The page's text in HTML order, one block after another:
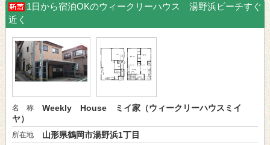
1日から宿泊OKのウィークリーハウス 湯野浜ビーチすぐ
近く
名 称
Weekly House ミイ家（ウィークリーハウスミイ
ヤ）
所在地 山形県鶴岡市湯野浜1丁目